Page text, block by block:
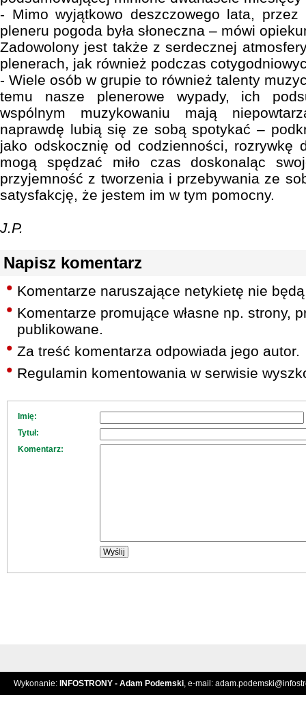
- Mimo wyjątkowo deszczowego lata,
pleneru pogoda była słoneczna – mówi
Zadowolony jest także z serdecznej
plenerach, jak również podczas
- Wiele osób w grupie to również talenty
temu nasze plenerowe wypady, ich
wspólnym muzykowaniu mają
naprawdę lubią się ze sobą spotykać –
jako odskocznię od codzienności, rozrywkę
mogą spędzać miło czas doskonaląc
przyjemność z tworzenia i przebywania ze
satysfakcję, że jestem im w tym pomocny.
J.P.
Napisz komentarz
Komentarze naruszające netykietę nie
Komentarze promujące własne np. strony,
publikowane.
Za treść komentarza odpowiada jego autor.
Regulamin komentowania w serwisie
Imię:
Tytuł:
Komentarz:
Wykonanie: INFOSTRONY - Adam Podemski, e-mail: